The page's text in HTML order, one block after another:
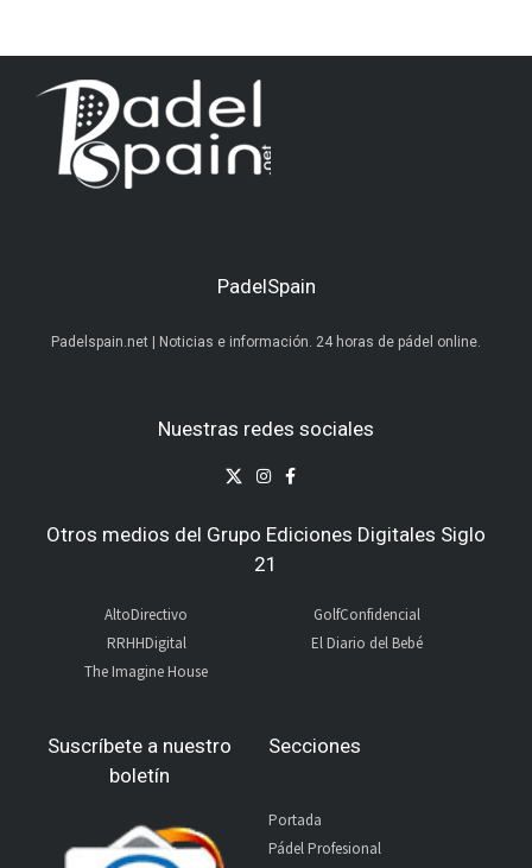
PadelSpain
Padelspain.net | Noticias e información. 24 horas de pádel online.
Nuestras redes sociales
Otros medios del Grupo Ediciones Digitales Siglo
21
AltoDirectivo
RRHHDigital
The Imagine House
GolfConfidencial
El Diario del Bebé
Suscríbete a nuestro
boletín
Secciones
Portada
Pádel Profesional